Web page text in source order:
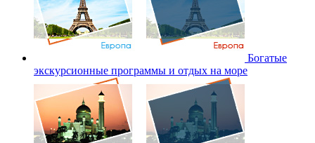
Богатые
экскурсионные программы и отдых на море